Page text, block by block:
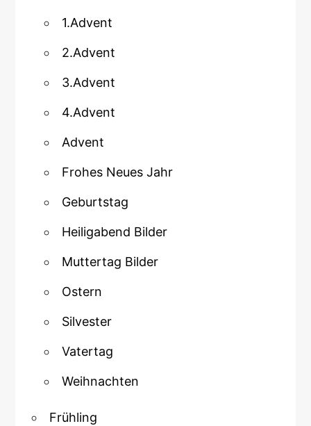
1.Advent
2.Advent
3.Advent
4.Advent
Advent
Frohes Neues Jahr
Geburtstag
Heiligabend Bilder
Muttertag Bilder
Ostern
Silvester
Vatertag
Weihnachten
Frühling